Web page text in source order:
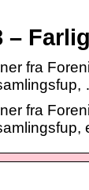
fra
fra